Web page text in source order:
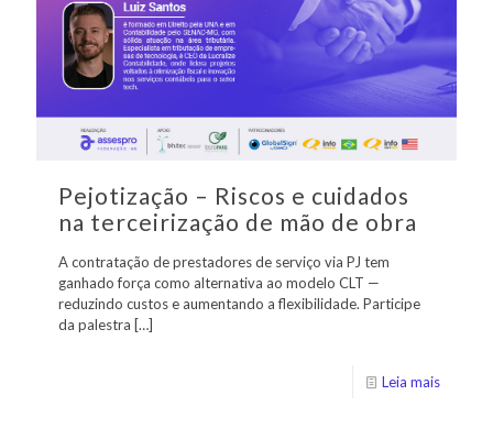
Pejotização – Riscos e cuidados
na terceirização de mão de obra
A contratação de prestadores de serviço via PJ tem
ganhado força como alternativa ao modelo CLT —
reduzindo custos e aumentando a flexibilidade. Participe
da palestra […]
Leia mais